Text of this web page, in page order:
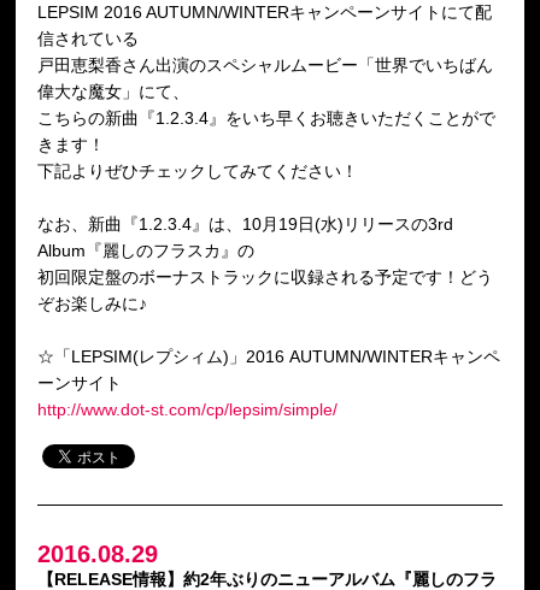
LEPSIM 2016 AUTUMN/WINTERキャンペーンサイトにて配
信されている
戸田恵梨香さん出演のスペシャルムービー「世界でいちばん
偉大な魔女」にて、
こちらの新曲『1.2.3.4』をいち早くお聴きいただくことがで
きます！
下記よりぜひチェックしてみてください！
なお、新曲『1.2.3.4』は、10月19日(水)リリースの3rd
Album『麗しのフラスカ』の
初回限定盤のボーナストラックに収録される予定です！どう
ぞお楽しみに♪
☆「LEPSIM(レプシィム)」2016 AUTUMN/WINTERキャンペ
ーンサイト
http://www.dot-st.com/cp/lepsim/simple/
2016.08.29
【RELEASE情報】約2年ぶりのニューアルバム『麗しのフラ